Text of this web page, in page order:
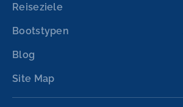
Reiseziele
Bootstypen
Blog
Site Map